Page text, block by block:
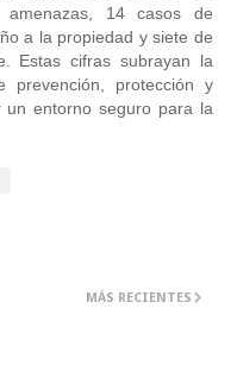
14 casos de
a la propiedad y siete de
Estas cifras subrayan la
prevención, protección y
entorno seguro para la
MÁS RECIENTES